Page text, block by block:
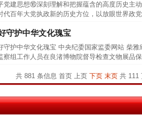
党建思想⑯深刻理解和把握蕴含的高度历史
代百年大党执政新的历史方位，以放眼世界政
守护中华文化瑰宝
守护中华文化瑰宝 中央纪委国家监委网站 柴
察组工作人员在良渚博物院督导检查文物展品
共 881 条信息 首页 上页 下页 末页 共 111